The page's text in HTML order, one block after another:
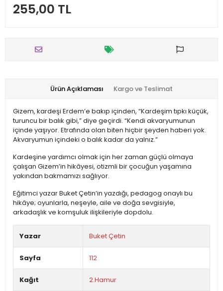
255,00 TL
Ürün Açıklaması Kargo ve Teslimat
Gizem, kardeşi Erdem’e bakıp içinden, “Kardeşim tıpkı küçük,
turuncu bir balık gibi,” diye geçirdi. “Kendi akvaryumunun
içinde yaşıyor. Etrafında olan biten hiçbir şeyden haberi yok.
Akvaryumun içindeki o balık kadar da yalnız.”
Kardeşine yardımcı olmak için her zaman güçlü olmaya
çalışan Gizem’in hikâyesi, otizmli bir çocuğun yaşamına
yakından bakmamızı sağlıyor.
Eğitimci yazar Buket Çetin’in yazdığı, pedagog onaylı bu
hikâye; oyunlarla, neşeyle, aile ve doğa sevgisiyle,
arkadaşlık ve komşuluk ilişkileriyle dopdolu.
Yazar Buket Çetin
Sayfa 112
Kağıt 2.Hamur